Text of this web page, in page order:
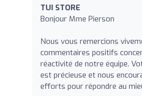
TUI STORE
Bonjour Mme Pierson
Nous vous remercions
commentaires positifs
réactivité de notre équipe.
est précieuse et nous
efforts pour répondre au